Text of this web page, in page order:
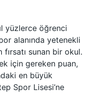
yüzlerce öğrenci
alanında yetenekli
sunan bir okul.
için gereken puan,
en büyük
Spor Lisesi’ne